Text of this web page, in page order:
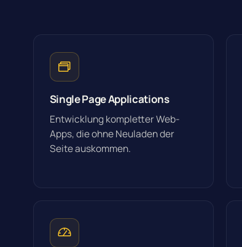
Single Page Applications
Entwicklung kompletter Web-
Apps, die ohne Neuladen der
Seite auskommen.